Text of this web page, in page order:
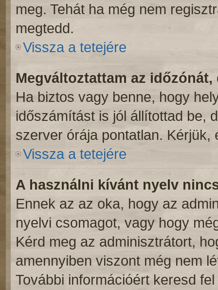
meg. Tehát ha még nem
megtedd.
Vissza a tetejére
Megváltoztattam az
Ha biztos vagy benne, hogy
időszámítást is jól állítottad be,
szerver órája pontatlan.
Vissza a tetejére
A használni kívánt nyelv
Ennek az az oka, hogy az
nyelvi csomagot, vagy hogy
Kérd meg az adminisztrátort,
amennyiben viszont még nem
További információért keresd